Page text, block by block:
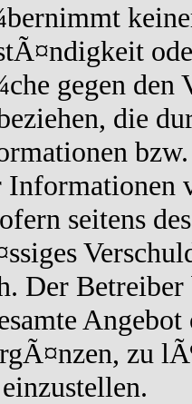
gegen den
die
seitens
Der
zu